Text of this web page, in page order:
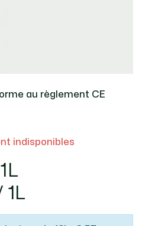
au règlement CE
indisponibles
1L